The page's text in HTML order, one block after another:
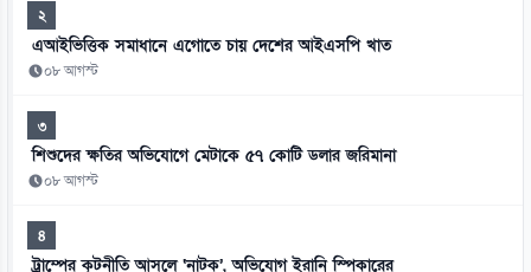
২
এআইভিত্তিক সমাধানে এগোতে চায় দেশের আইএসপি খাত
০৮ আগস্ট
৩
শিশুদের ক্ষতির অভিযোগে মেটাকে ৫৭ কোটি ডলার জরিমানা
০৮ আগস্ট
৪
ট্রাম্পের কূটনীতি আসলে ‘নাটক’, অভিযোগ ইরানি স্পিকারের